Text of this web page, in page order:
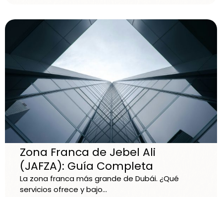
Zona Franca de Jebel Ali
(JAFZA): Guía Completa
La zona franca más grande de Dubái. ¿Qué
servicios ofrece y bajo...